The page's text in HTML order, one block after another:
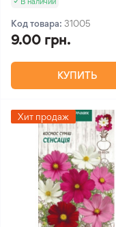
Код товара: 31005
9.00 грн.
КУПИТЬ
Хит продаж